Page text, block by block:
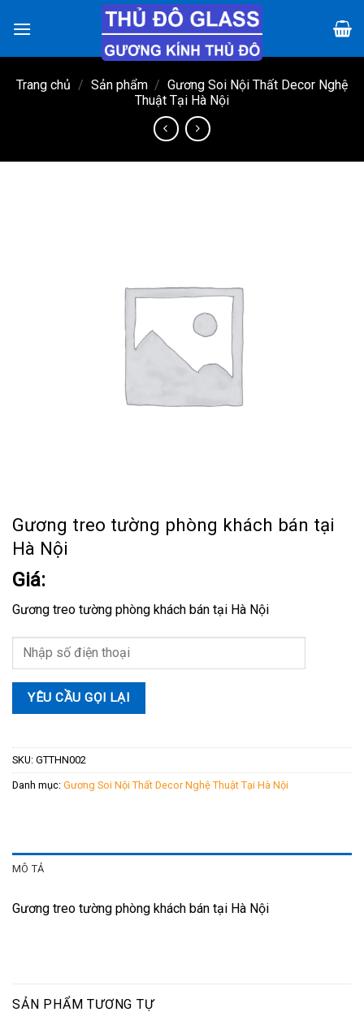
đến
Trang chủ / Sản phẩm / Gương Soi Nội Thất Decor Nghệ
Thuật Tại Hà Nội
Gương treo tường phòng khách bán tại
Hà Nội
Giá:
Gương treo tường phòng khách bán tại Hà Nội
SKU: GTTHN002
Danh mục: Gương Soi Nội Thất Decor Nghệ Thuật Tại Hà Nội
MÔ TẢ
Gương treo tường phòng khách bán tại Hà Nội
SẢN PHẨM TƯƠNG TỰ